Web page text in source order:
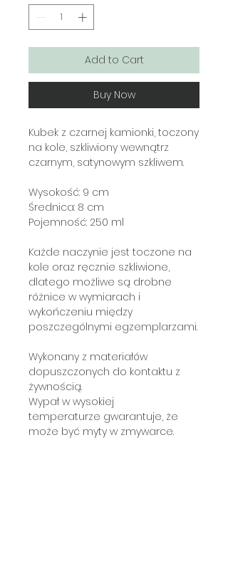
Add to Cart
Buy Now
Kubek z czarnej kamionki, toczony
na kole, szkliwiony wewnątrz
czarnym, satynowym szkliwem.
Wysokość: 9 cm
Średnica: 8 cm
Pojemność: 250 ml
Każde naczynie jest toczone na
kole oraz ręcznie szkliwione,
dlatego możliwe są drobne
różnice w wymiarach i
wykończeniu między
poszczególnymi egzemplarzami.
Wykonany z materiałów
dopuszczonych do kontaktu z
żywnością.
Wypał w wysokiej
temperaturze gwarantuje, że
może być myty w zmywarce.